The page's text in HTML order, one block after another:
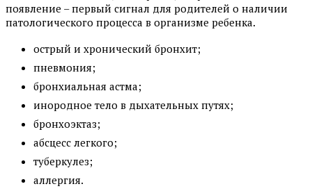
появление – первый сигнал для родителей о наличии
патологического процесса в организме ребенка.
острый и хронический бронхит;
пневмония;
бронхиальная астма;
инородное тело в дыхательных путях;
бронхоэктаз;
абсцесс легкого;
туберкулез;
аллергия.